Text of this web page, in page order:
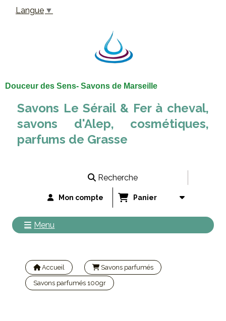
Douceur des Sens- Savons de Marseille
Savons Le Sérail & Fer à cheval,
savons d'Alep, cosmétiques,
parfums de Grasse
Recherche
Mon compte Panier
Menu
Accueil Savons parfumés
Savons parfumés 100gr
Langue ▼